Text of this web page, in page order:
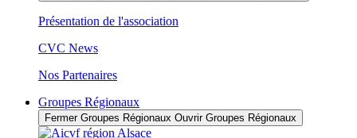
Présentation de l'association
CVC News
Nos Partenaires
Groupes Régionaux
Fermer Groupes Régionaux Ouvrir Groupes Régionaux